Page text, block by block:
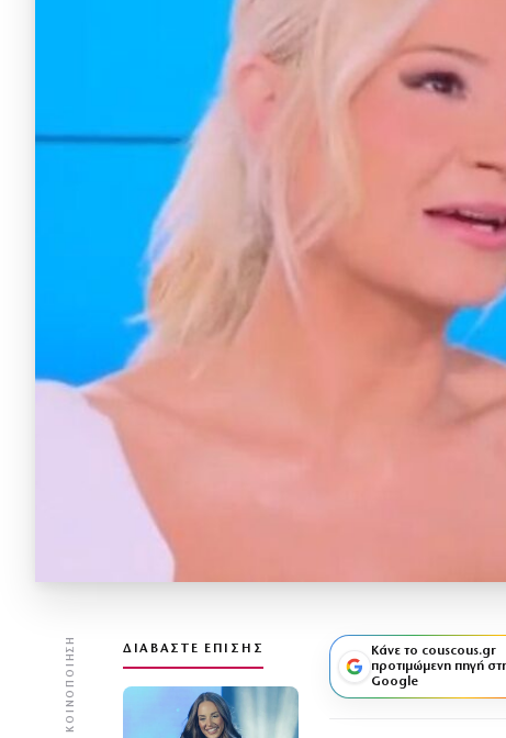
ΚΟΙΝΟΠΟΊΗΣΗ ΔΙΑΒΆΣΤΕ ΕΠΊΣΗΣ
Κάνε το couscous.gr
προτιμώμενη πηγή
Google